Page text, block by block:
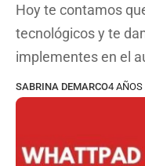
Hoy te contamos
tecnológicos y te
implementes en el
SABRINA DEMARCO4 AÑOS